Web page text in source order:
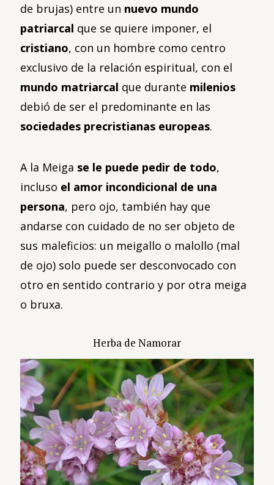
de brujas) entre un nuevo mundo
patriarcal que se quiere imponer, el
cristiano, con un hombre como centro
exclusivo de la relación espiritual, con el
mundo matriarcal que durante milenios
debió de ser el predominante en las
sociedades precristianas europeas.
A la Meiga se le puede pedir de todo,
incluso el amor incondicional de una
persona, pero ojo, también hay que
andarse con cuidado de no ser objeto de
sus maleficios: un meigallo o malollo (mal
de ojo) solo puede ser desconvocado con
otro en sentido contrario y por otra meiga
o bruxa.
Herba de Namorar